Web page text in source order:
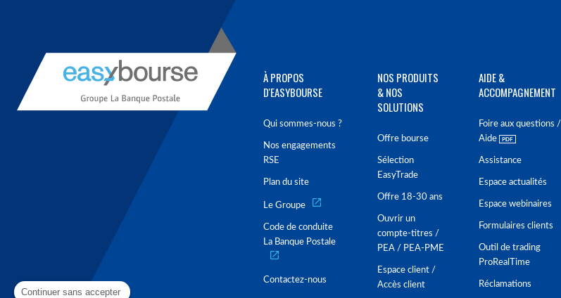
À PROPOS
D'EASYBOURSE
Qui sommes-nous ?
Nos engagements
RSE
Plan du site
Le Groupe
Code de conduite
La Banque Postale
Contactez-nous
NOS PRODUITS
& NOS
SOLUTIONS
Offre bourse
Sélection
EasyTrade
Offre 18-30 ans
Ouvrir un
compte-titres /
PEA / PEA-PME
Espace client /
Accès client
AIDE &
ACCOMPAGNEMENT
Foire aux questions /
Aide
Assistance
Espace actualités
Espace webinaires
Formulaires clients
Outil de trading
ProRealTime
Réclamations
Continuer sans accepter